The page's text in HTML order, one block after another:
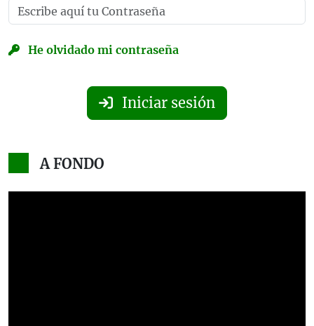
He olvidado mi contraseña
Iniciar sesión
A FONDO